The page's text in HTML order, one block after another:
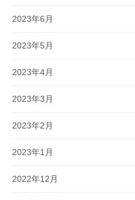
2023年6月
2023年5月
2023年4月
2023年3月
2023年2月
2023年1月
2022年12月